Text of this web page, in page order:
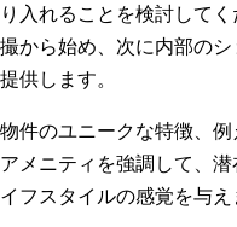
り入れることを検討して
撮から始め、次に内部の
提供します。
物件のユニークな特徴、
アメニティを強調して、
イフスタイルの感覚を与え